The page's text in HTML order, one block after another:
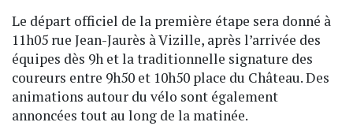
Le départ officiel de la première étape sera donné à
11h05 rue Jean-Jaurès à Vizille, après l’arrivée des
équipes dès 9h et la traditionnelle signature des
coureurs entre 9h50 et 10h50 place du Château. Des
animations autour du vélo sont également
annoncées tout au long de la matinée.